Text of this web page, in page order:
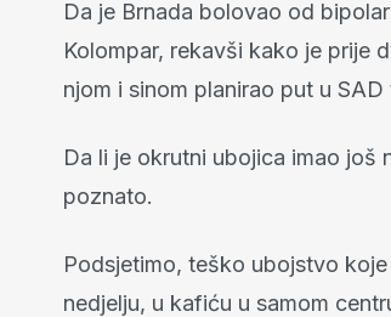
Da je Brnada bolovao od
Kolompar, rekavši kako je prije
njom i sinom planirao put u
Da li je okrutni ubojica imao još
poznato.
Podsjetimo, teško ubojstvo
nedjelju, u kafiću u samom